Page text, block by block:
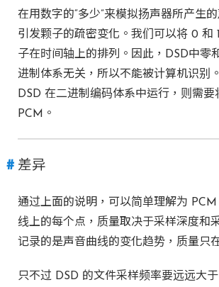
在用数字的“多少”来模拟扬声器所产生
引发颗子的疏密变化。我们可以将 0 和
子在时间轴上的排列。因此，DSD中零
进制体系无关，所以不能被计算机识别
DSD 在二进制编码体系中运行，则需要
PCM。
差异
通过上面的说明，可以简单理解为
线上的每个点，质量取决于采样深度和
记录的是声音曲线的变化趋势，质量只
只不过 DSD 的文件采样频率要远远大